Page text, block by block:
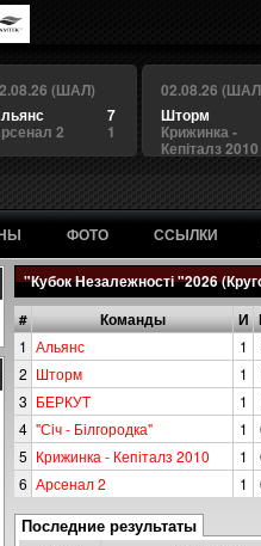
(ШАЛ)
7
1
2
02.08.26
Шторм
Крижинка -
Кепіталз 2010
ФОТО ССЫЛКИ
"Кубок Незалежності "2026
# Команды И
1 Альянс 1
2 Шторм 1
3 БЕРКУТ 1
4 "Сiч - Білгородка" 1
5 Крижинка - Кепіталз 2010 1
6 Арсенал 2 1
Последние результаты